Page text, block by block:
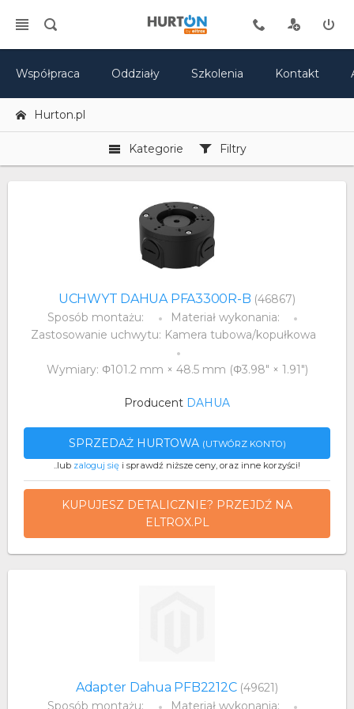
Współpraca Oddziały Szkolenia Kontakt
Hurton.pl
Kategorie Filtry
UCHWYT DAHUA PFA3300R-B (46867)
Sposób montażu:
Materiał wykonania:
Zastosowanie uchwytu: Kamera tubowa/kopułkowa
Wymiary: Φ101.2 mm × 48.5 mm (Φ3.98" × 1.91")
Producent DAHUA
SPRZEDAŻ HURTOWA (UTWÓRZ KONTO)
..lub zaloguj się i sprawdź niższe ceny, oraz inne korzyści!
KUPUJESZ DETALICZNIE? PRZEJDŹ NA
ELTROX.PL
Adapter Dahua PFB2212C (49621)
Sposób montażu:
Materiał wykonania: